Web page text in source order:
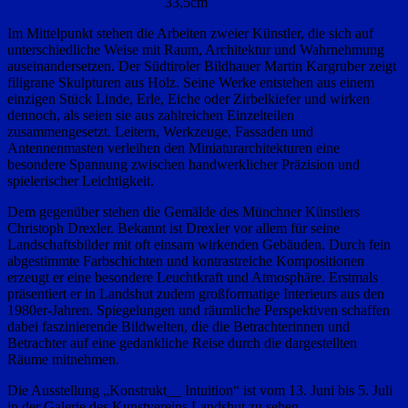
Im Mittelpunkt stehen die Arbeiten zweier Künstler, die sich auf
unterschiedliche Weise mit Raum, Architektur und Wahrnehmung
auseinandersetzen. Der Südtiroler Bildhauer Martin Kargruber zeigt
filigrane Skulpturen aus Holz. Seine Werke entstehen aus einem
einzigen Stück Linde, Erle, Eiche oder Zirbelkiefer und wirken
dennoch, als seien sie aus zahlreichen Einzelteilen
zusammengesetzt. Leitern, Werkzeuge, Fassaden und
Antennenmasten verleihen den Miniaturarchitekturen eine
besondere Spannung zwischen handwerklicher Präzision und
spielerischer Leichtigkeit.
Dem gegenüber stehen die Gemälde des Münchner Künstlers
Christoph Drexler. Bekannt ist Drexler vor allem für seine
Landschaftsbilder mit oft einsam wirkenden Gebäuden. Durch fein
abgestimmte Farbschichten und kontrastreiche Kompositionen
erzeugt er eine besondere Leuchtkraft und Atmosphäre. Erstmals
präsentiert er in Landshut zudem großformatige Interieurs aus den
1980er-Jahren. Spiegelungen und räumliche Perspektiven schaffen
dabei faszinierende Bildwelten, die die Betrachterinnen und
Betrachter auf eine gedankliche Reise durch die dargestellten
Räume mitnehmen.
Die Ausstellung „Konstrukt__ Intuition“ ist vom 13. Juni bis 5. Juli